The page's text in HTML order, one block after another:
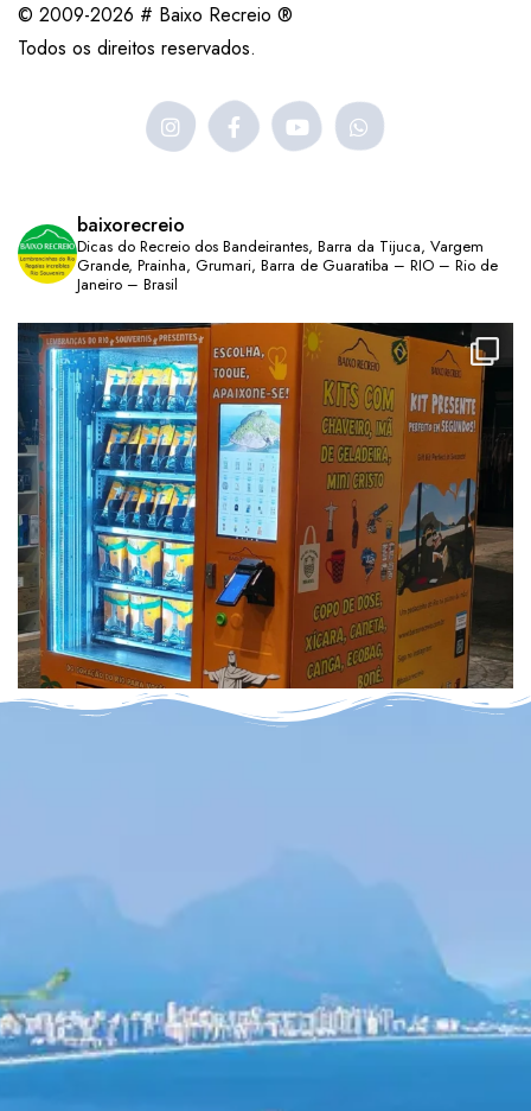
© 2009-2026 # Baixo Recreio ®
Todos os direitos reservados.
baixorecreio
Dicas do Recreio dos Bandeirantes, Barra da Tijuca, Vargem
Grande, Prainha, Grumari, Barra de Guaratiba – RIO – Rio de
Janeiro – Brasil